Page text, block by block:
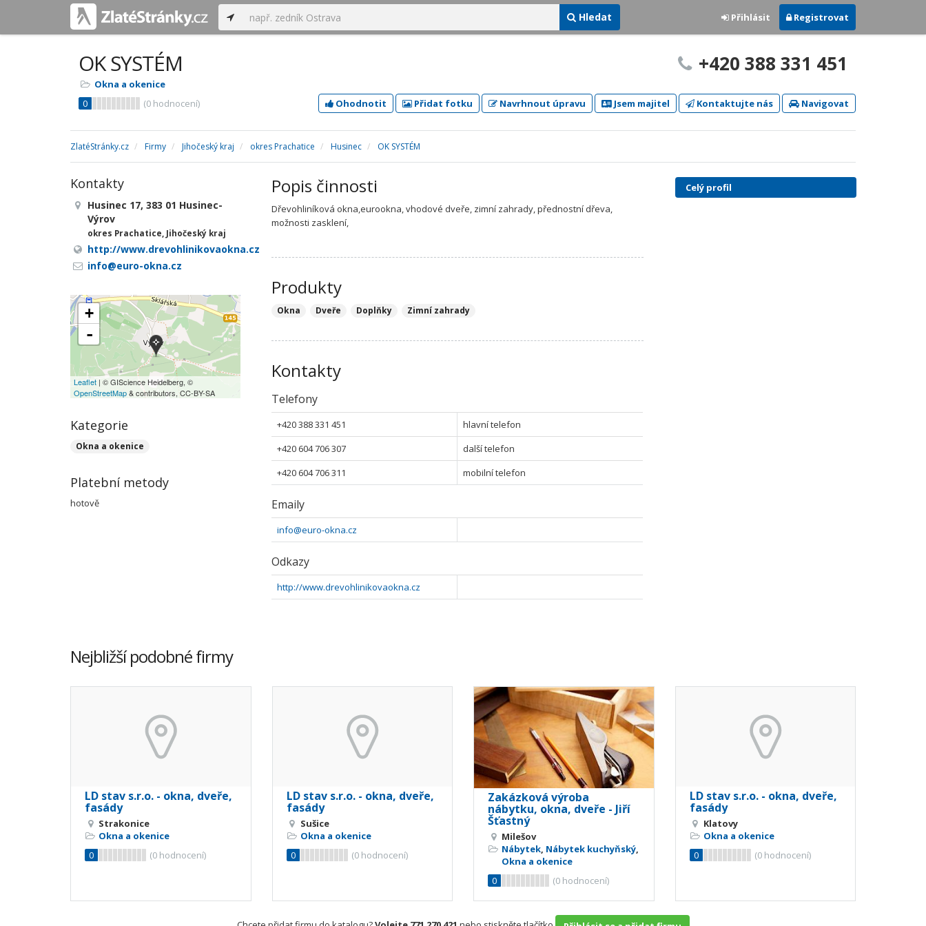
Hledat Přihlásit Registrovat
OK SYSTÉM
Okna a okenice
0
(0 hodnocení)
+420 388 331 451
Ohodnotit Přidat fotku Navrhnout úpravu Jsem majitel Kontaktujte nás Navigovat
ZlatéStránky.cz Firmy Jihočeský kraj okres Prachatice Husinec OK SYSTÉM
Popis činnosti
Dřevohliníková okna,eurookna, vhodové dveře, zimní zahrady, přednostní dřeva,
možnosti zasklení,
Produkty
Okna Dveře Doplňky Zimní zahrady
Kontakty
Telefony
+420 388 331 451
hlavní telefon
+420 604 706 307
další telefon
+420 604 706 311
mobilní telefon
Emaily
info@euro-okna.cz
Odkazy
http://www.drevohlinikovaokna.cz
Kontakty
Husinec 17, 383 01 Husinec-
Výrov
okres Prachatice, Jihočeský kraj
http://www.drevohlinikovaokna.cz
info@euro-okna.cz
+
-
Leaflet | © GIScience Heidelberg, ©
OpenStreetMap& contributors, CC-BY-SA
Kategorie
Okna a okenice
Platební metody
hotově
Celý profil
Nejbližší podobné firmy
LD stav s.r.o. - okna, dveře,
fasády
Strakonice
Okna a okenice
0
(0 hodnocení)
LD stav s.r.o. - okna, dveře,
fasády
Sušice
Okna a okenice
0
(0hodnocení)
Zakázková výroba
nábytku, okna, dveře - Jiří
Šťastný
Milešov
Nábytek, Nábytek kuchyňský,
Okna a okenice
0
(0 hodnocení)
LD stav s.r.o. - okna, dveře,
fasády
Klatovy
Okna a okenice
0
(0hodnocení)